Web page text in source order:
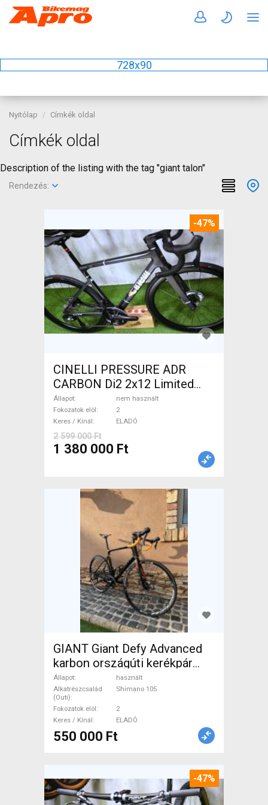
728x90
Nyitólap Címkék oldal
Címkék oldal
Description of the listing with the tag "giant talon"
Rendezés:
-47%
CINELLI PRESSURE ADR
CARBON Di2 2x12 Limited
1of50 0km ÚJ! Országúti
tárcsafék nem használt
ELADÓ
Állapot
nem használt
Fokozatok elöl
2
Keres / Kínál
ELADÓ
2 599 000 Ft
1 380 000 Ft
GIANT Giant Defy Advanced
karbon országúti kerékpár
Országúti Shimano 105
tárcsafék használt ELADÓ
Állapot
használt
Alkatrészcsalád
(Outi)
Shimano 105
Fokozatok elöl
2
Keres / Kínál
ELADÓ
550 000 Ft
-47%